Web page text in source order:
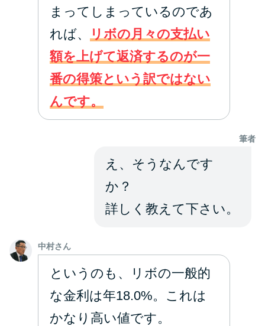
方法はどれ？
年収が低い＆他社借入があると
落ちる？バンクイックの口コミ
を分析
みずほ銀行カードローンの問い
まってしまっているのであ
れば、
リボの月々の支払い
額を上げて返済するのが一
番の得策という訳ではない
んです。
筆者
え、そうなんです
か？
詳しく教えて下さい。
中村さん
というのも、リボの一般的
な金利は年18.0%。これは
かなり高い値です。